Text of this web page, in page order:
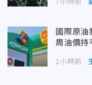
國際原
周油價持
1小時前